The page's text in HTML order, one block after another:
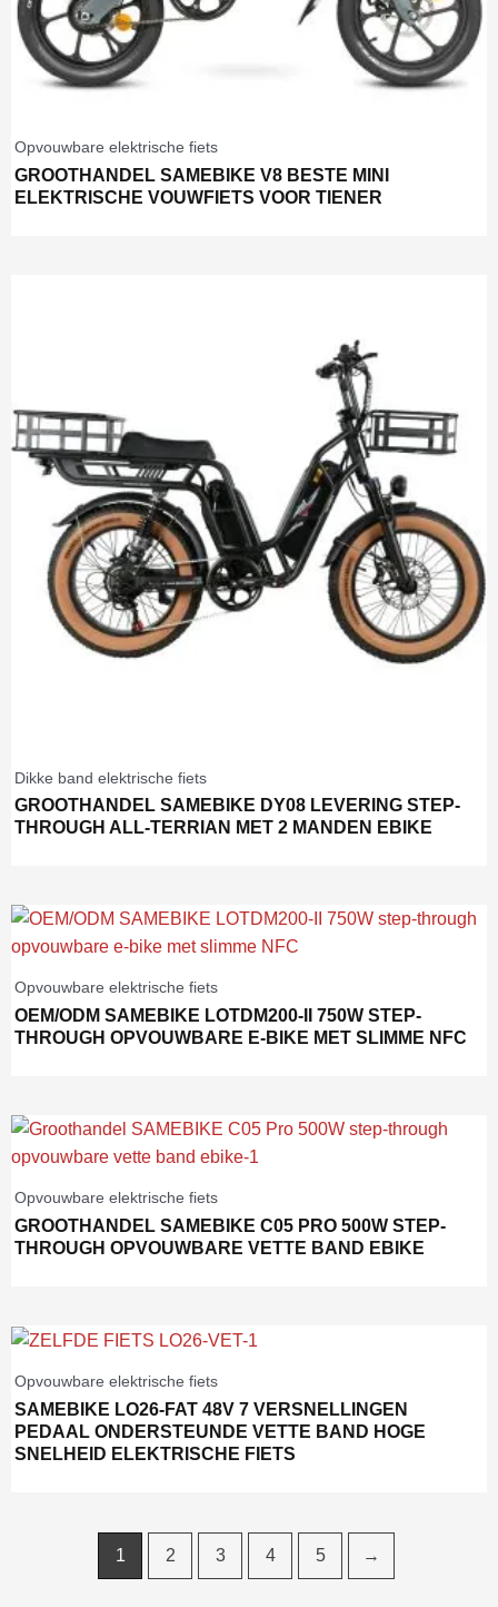
Opvouwbare elektrische fiets
GROOTHANDEL SAMEBIKE V8 BESTE MINI
ELEKTRISCHE VOUWFIETS VOOR TIENER
Dikke band elektrische fiets
GROOTHANDEL SAMEBIKE DY08 LEVERING STEP-
THROUGH ALL-TERRIAN MET 2 MANDEN EBIKE
Opvouwbare elektrische fiets
OEM/ODM SAMEBIKE LOTDM200-II 750W STEP-
THROUGH OPVOUWBARE E-BIKE MET SLIMME NFC
Opvouwbare elektrische fiets
GROOTHANDEL SAMEBIKE C05 PRO 500W STEP-
THROUGH OPVOUWBARE VETTE BAND EBIKE
Opvouwbare elektrische fiets
SAMEBIKE LO26-FAT 48V 7 VERSNELLINGEN
PEDAAL ONDERSTEUNDE VETTE BAND HOGE
SNELHEID ELEKTRISCHE FIETS
1 2 3 4 5 →